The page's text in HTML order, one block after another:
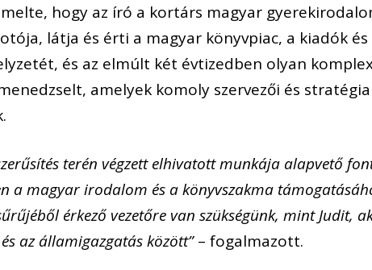
hogy az író a kortárs magyar
látja és érti a magyar könyvpiac, a kiadók
és az elmúlt két évtizedben olyan
amelyek komoly szervezői és
terén végzett elhivatott munkája alapvető
a magyar irodalom és a könyvszakma
érkező vezetőre van szükségünk, mint Judit,
az államigazgatás között”– fogalmazott.